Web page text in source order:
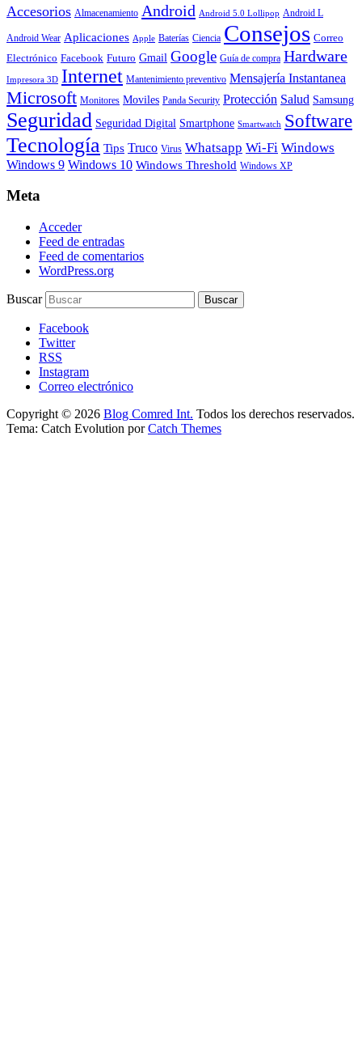
Accesorios Almacenamiento Android Android 5.0 Lollipop Android L
Android Wear Aplicaciones Apple Baterías Ciencia Consejos Correo
Electrónico Facebook Futuro Gmail Google Guía de compra Hardware
Impresora 3D Internet Mantenimiento preventivo Mensajería Instantanea
Microsoft Monitores Moviles Panda Security Protección Salud Samsung
Seguridad Seguridad Digital Smartphone Smartwatch Software
Tecnología Tips Truco Virus Whatsapp Wi-Fi Windows
Windows 9 Windows 10 Windows Threshold Windows XP
Meta
Acceder
Feed de entradas
Feed de comentarios
WordPress.org
Buscar
Facebook
Twitter
RSS
Instagram
Correo electrónico
Copyright © 2026 Blog Comred Int. Todos los derechos reservados.
Tema: Catch Evolution porCatch Themes